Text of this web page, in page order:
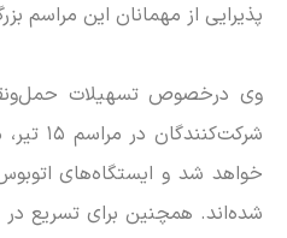
پذیرایی از مهمانان این مراسم
وی درخصوص تسهیلات
خواهد شد و ایستگاه‌های
شده‌اند. همچنین برای تسریع